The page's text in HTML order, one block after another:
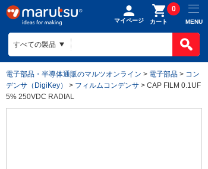
マイページ カート
0
MENU
電子部品・半導体通販のマルツオンライン > 電子部品 > コン
デンサ（DigiKey）
> フィルムコンデンサ > CAP FILM 0.1UF
5% 250VDC RADIAL